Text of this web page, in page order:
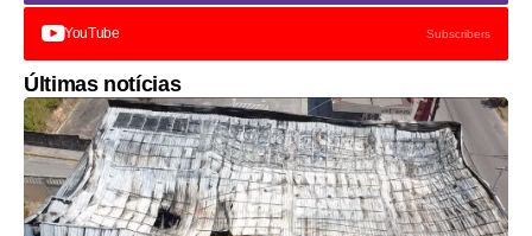
YouTube Subscribers
Últimas notícias